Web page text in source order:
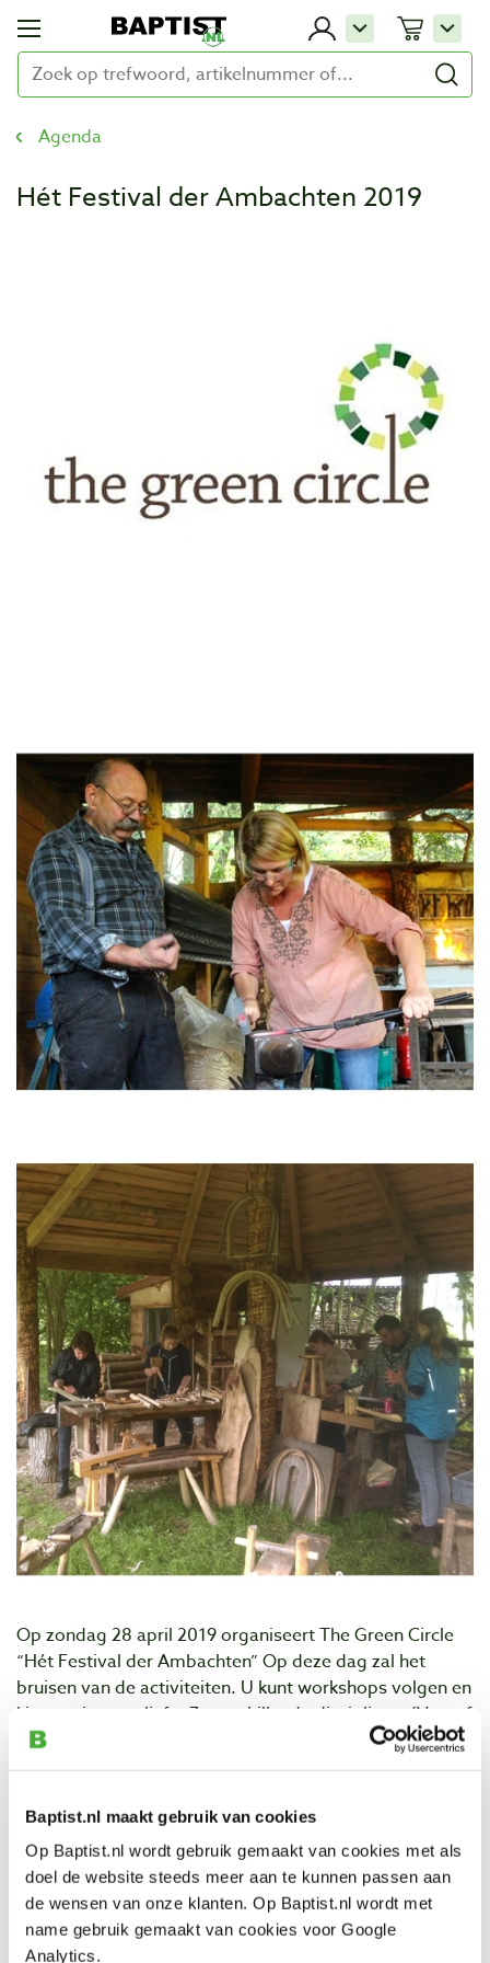
Baptist.nl maakt gebruik van cookies
Op Baptist.nl wordt gebruik gemaakt van cookies met als
doel de website steeds meer aan te kunnen passen aan
de wensen van onze klanten. Op Baptist.nl wordt met
name gebruik gemaakt van cookies voor Google
Analytics.
Agenda
Hét Festival der Ambachten 2019
Op zondag 28 april 2019 organiseert The Green Circle
“Hét Festival der Ambachten” Op deze dag zal het
bruisen van de activiteiten. U kunt workshops volgen en
kiezen uit maar liefst 7 verschillende disciplines. (Vooraf
aanmelden) Er worden demonstraties en lezingen
gegeven, er zijn tal van kramen die de bezoeker kennis
gereedschappen, home made products en nog veel
meer te koop. Onze oerkok gaat lekker aan de slag voor
een heerlijke soep, allemaal uit biologische producten
en gekookt op houtvuren.
Voor bezoekers vragen we € 6,50 entree (11.00-18.00)